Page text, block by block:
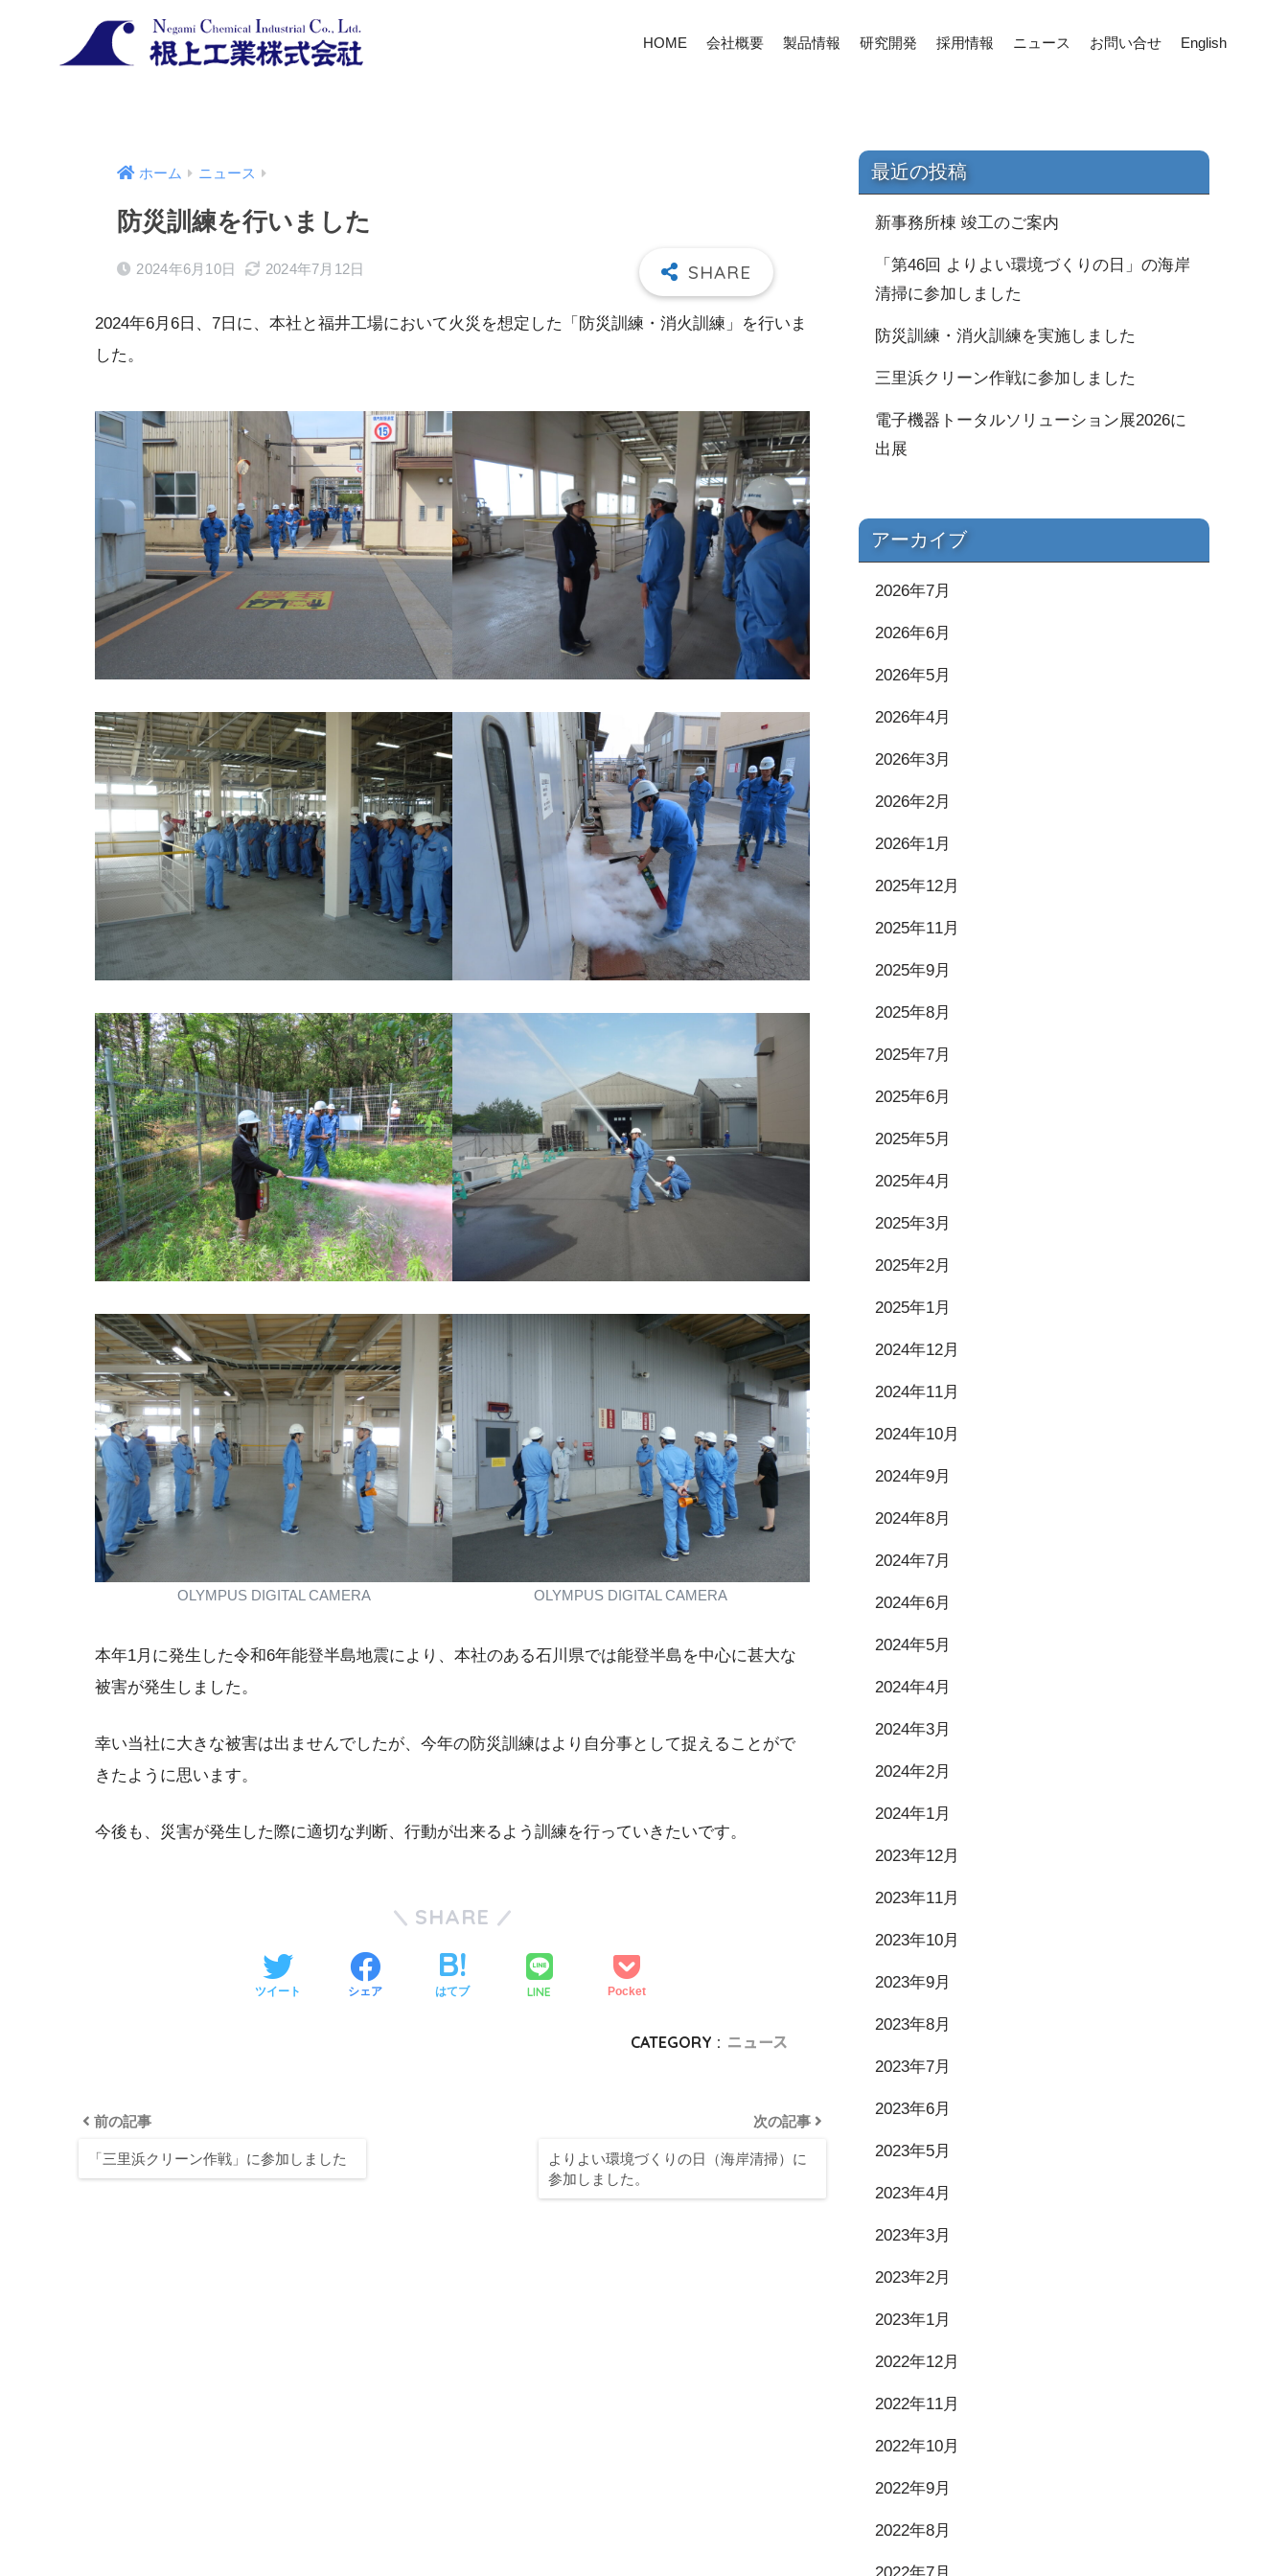
HOME 会社概要 製品情報 研究開発 採用情報 ニュース お問い合せ English
ホーム ニュース
防災訓練を行いました
2024年6月10日 2024年7月12日
2024年6月6日、7日に、本社と福井工場において火災を想定した「防災訓練・消火訓練」を行いま
した。
OLYMPUS DIGITAL CAMERA OLYMPUS DIGITAL CAMERA
本年1月に発生した令和6年能登半島地震により、本社のある石川県では能登半島を中心に甚大な
被害が発生しました。
幸い当社に大きな被害は出ませんでしたが、今年の防災訓練はより自分事として捉えることがで
きたように思います。
今後も、災害が発生した際に適切な判断、行動が出来るよう訓練を行っていきたいです。
SHARE
ツイート シェア はてブ LINE Pocket
CATEGORY : ニュース
前の記事
「三里浜クリーン作戦」に参加しました
次の記事
よりよい環境づくりの日（海岸清掃）に
参加しました。
最近の投稿
新事務所棟 竣工のご案内
「第46回 よりよい環境づくりの日」の海岸
清掃に参加しました
防災訓練・消火訓練を実施しました
三里浜クリーン作戦に参加しました
電子機器トータルソリューション展2026に
出展
アーカイブ
2026年7月
2026年6月
2026年5月
2026年4月
2026年3月
2026年2月
2026年1月
2025年12月
2025年11月
2025年9月
2025年8月
2025年7月
2025年6月
2025年5月
2025年4月
2025年3月
2025年2月
2025年1月
2024年12月
2024年11月
2024年10月
2024年9月
2024年8月
2024年7月
2024年6月
2024年5月
2024年4月
2024年3月
2024年2月
2024年1月
2023年12月
2023年11月
2023年10月
2023年9月
2023年8月
2023年7月
2023年6月
2023年5月
2023年4月
2023年3月
2023年2月
2023年1月
2022年12月
2022年11月
2022年10月
2022年9月
2022年8月
2022年7月